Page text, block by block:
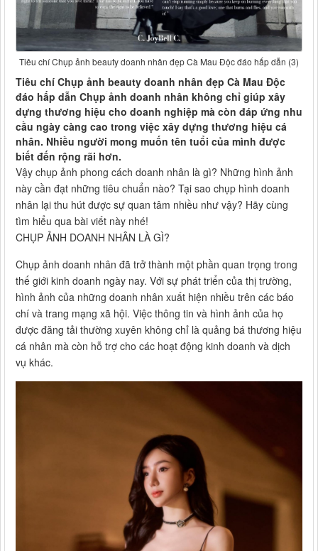
Tiêu chí Chụp ảnh beauty doanh nhân đẹp Cà Mau Độc đáo hấp dẫn (3)
Tiêu chí Chụp ảnh beauty doanh nhân đẹp Cà Mau Độc
đáo hấp dẫn Chụp ảnh doanh nhân không chỉ giúp xây
dựng thương hiệu cho doanh nghiệp mà còn đáp ứng nhu
cầu ngày càng cao trong việc xây dựng thương hiệu cá
nhân. Nhiều người mong muốn tên tuổi của mình được
biết đến rộng rãi hơn.
Vậy chụp ảnh phong cách doanh nhân là gì? Những hình ảnh
này cần đạt những tiêu chuẩn nào? Tại sao chụp hình doanh
nhân lại thu hút được sự quan tâm nhiều như vậy? Hãy cùng
tìm hiểu qua bài viết này nhé!
CHỤP ẢNH DOANH NHÂN LÀ GÌ?
Chụp ảnh doanh nhân đã trở thành một phần quan trọng trong
thế giới kinh doanh ngày nay. Với sự phát triển của thị trường,
hình ảnh của những doanh nhân xuất hiện nhiều trên các báo
chí và trang mạng xã hội. Việc thông tin và hình ảnh của họ
được đăng tải thường xuyên không chỉ là quảng bá thương hiệu
cá nhân mà còn hỗ trợ cho các hoạt động kinh doanh và dịch
vụ khác.